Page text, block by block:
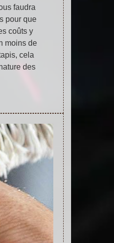
faudra
pour que
coûts y
moins de
cela
des